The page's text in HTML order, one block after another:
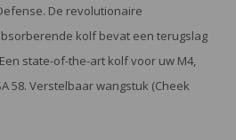
De revolutionaire
kolf bevat een terugslag
state-of-the-art kolf voor uw M4,
58. Verstelbaar wangstuk (Cheek